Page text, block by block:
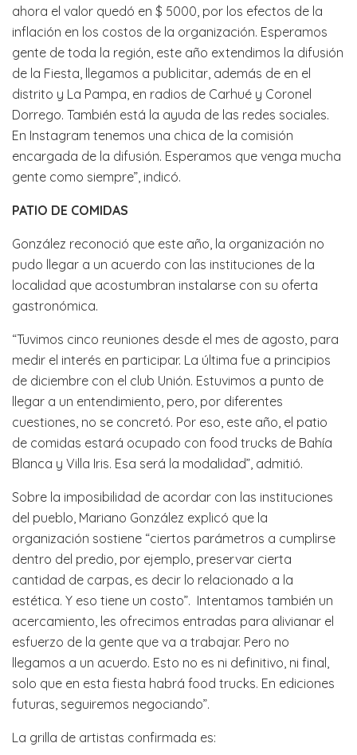
ahora el valor quedó en $ 5000, por los efectos de la
inflación en los costos de la organización. Esperamos
gente de toda la región, este año extendimos la difusión
de la Fiesta, llegamos a publicitar, además de en el
distrito y La Pampa, en radios de Carhué y Coronel
Dorrego. También está la ayuda de las redes sociales.
En Instagram tenemos una chica de la comisión
encargada de la difusión. Esperamos que venga mucha
gente como siempre”, indicó.
PATIO DE COMIDAS
González reconoció que este año, la organización no
pudo llegar a un acuerdo con las instituciones de la
localidad que acostumbran instalarse con su oferta
gastronómica.
“Tuvimos cinco reuniones desde el mes de agosto, para
medir el interés en participar. La última fue a principios
de diciembre con el club Unión. Estuvimos a punto de
llegar a un entendimiento, pero, por diferentes
cuestiones, no se concretó. Por eso, este año, el patio
de comidas estará ocupado con food trucks de Bahía
Blanca y Villa Iris. Esa será la modalidad”, admitió.
Sobre la imposibilidad de acordar con las instituciones
del pueblo, Mariano González explicó que la
organización sostiene “ciertos parámetros a cumplirse
dentro del predio, por ejemplo, preservar cierta
cantidad de carpas, es decir lo relacionado a la
estética. Y eso tiene un costo”. Intentamos también un
acercamiento, les ofrecimos entradas para alivianar el
esfuerzo de la gente que va a trabajar. Pero no
llegamos a un acuerdo. Esto no es ni definitivo, ni final,
solo que en esta fiesta habrá food trucks. En ediciones
futuras, seguiremos negociando”.
La grilla de artistas confirmada es: